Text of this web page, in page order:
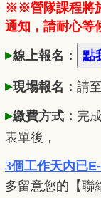
※※營隊課程將
通知，請耐心
▸線上報名：
▸現場報名： 請
▸繳費方式： 完
表單後，
3個工作天內已
多留意您的【聯